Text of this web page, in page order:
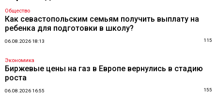
Общество
Как севастопольским семьям получить выплату на
ребенка для подготовки в школу?
06.08.2026 18:13 115
Экономика
Биржевые цены на газ в Европе вернулись в стадию
роста
06.08.2026 16:55 155